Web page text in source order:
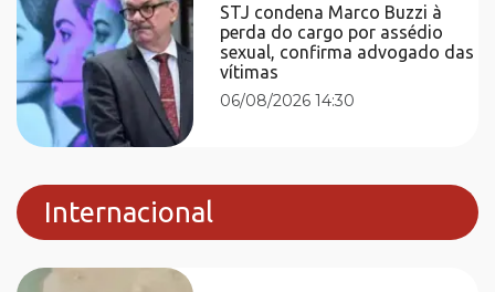
STJ condena Marco Buzzi à
perda do cargo por assédio
sexual, confirma advogado das
vítimas
06/08/2026 14:30
Internacional